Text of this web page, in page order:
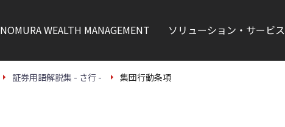
NOMURAWEALTH MANAGEMENT ソリューション・サービス
証券用語解説集 - さ行 - 集団行動条項